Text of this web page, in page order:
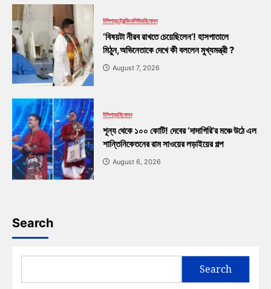
টলিপাড়াট্রেন্ডিংবলিউডবিনোদন
‘বিষয়টা নীরব রাখতে চেয়েছিলেন’! হাসপাতালে
মিঠুন,অভিনেতাকে দেখে কী বললেন মুখ্যমন্ত্রী ?
August 7, 2026
টলিপাড়াবিনোদন
শূন্য থেকে ১০০ কোটি! দেবের ‘দাদাগিরি’র মঞ্চে উঠে এল
শান্তিনিকেতনের রাম সাওয়ের লড়াইয়ের গল্প
August 6, 2026
Search
Search